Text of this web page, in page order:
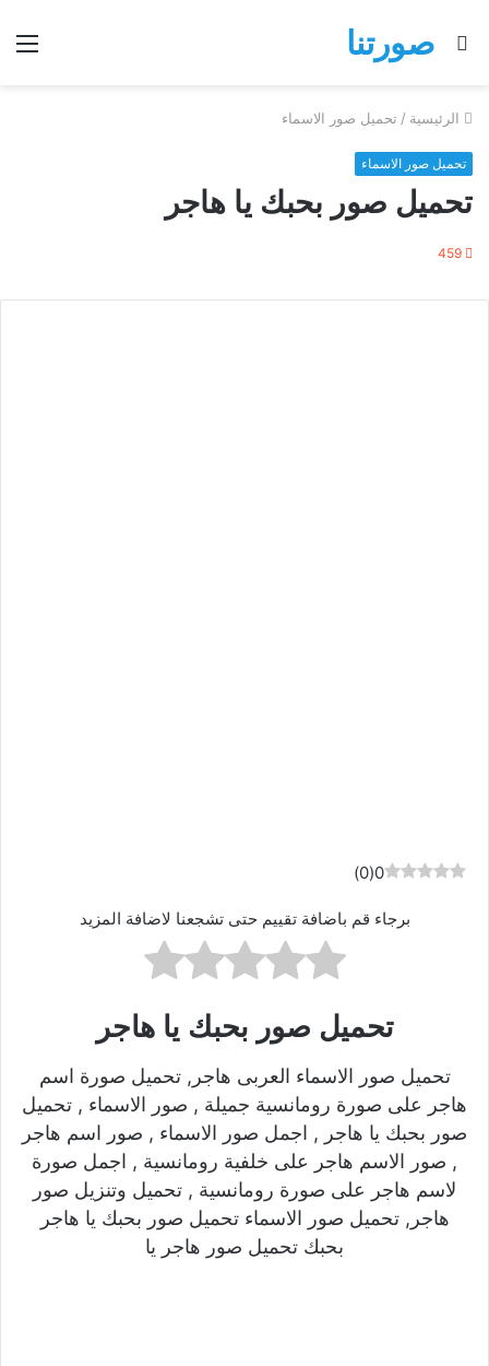
صورتنا
بحث
الرئيسية / تحميل صور الاسماء
تحميل صور الاسماء
تحميل صور بحبك يا هاجر
459
0
(
0
)
برجاء قم باضافة تقييم حتى تشجعنا لاضافة المزيد
تحميل صور بحبك يا هاجر
تحميل صور الاسماء العربى هاجر, تحميل صورة اسم
هاجر على صورة رومانسية جميلة , صور الاسماء , تحميل
صور بحبك يا هاجر , اجمل صور الاسماء , صور اسم هاجر
, صور الاسم هاجر على خلفية رومانسية , اجمل صورة
لاسم هاجر على صورة رومانسية , تحميل وتنزيل صور
هاجر, تحميل صور الاسماء تحميل صور بحبك يا هاجر
بحبك تحميل صور هاجر يا